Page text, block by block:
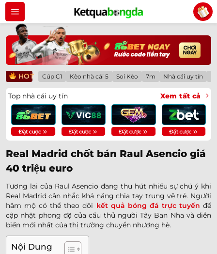
Bỏ
qua
dung
HOT Cúp C1 Kèo nhà cái 5 Soi Kèo 7m Nhà cái uy tín
Top nhà cái uy tín Xem tất cả
Real Madrid chốt bán Raul Asencio giá
40 triệu euro
Tương lai của Raul Asencio đang thu hút nhiều sự chú ý khi
Real Madrid cân nhắc khả năng chia tay trung vệ trẻ. Người
hâm mộ có thể theo dõi kết quả bóng đá trực tuyến để
cập nhật phong độ của cầu thủ người Tây Ban Nha và diễn
biến mới nhất của thị trường chuyển nhượng hè.
Nội Dung